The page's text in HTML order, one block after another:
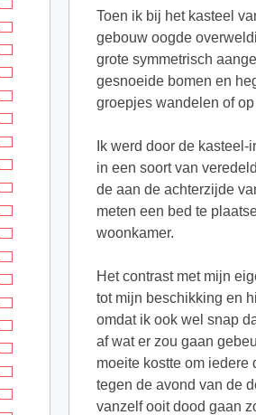
Toen ik bij het kasteel
gebouw oogde
grote symmetrisch
gesnoeide bomen en
groepjes wandelen of
Ik werd door de
in een soort van
de aan de achterzijde
meten een bed te
woonkamer.
Het contrast met mijn
tot mijn beschikking en
omdat ik ook wel snap
af wat er zou gaan
moeite kostte om iedere
tegen de avond van de
vanzelf ooit dood gaan